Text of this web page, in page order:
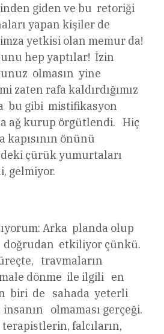
giden ve bu retoriği
yapan kişiler de
yetkisi olan memur da!
hep yaptılar! İzin
olmasın yine
zaten rafa kaldırdığımız
bu gibi mistifikasyon
ağ kurup örgütlendi. Hiç
kapısının önünü
çürük yumurtaları
gelmiyor.
Arka planda olup
etkiliyor çünkü.
travmaların
dönme ile ilgili en
biri de sahada yeterli
insanın olmaması gerçeği.
falcıların,